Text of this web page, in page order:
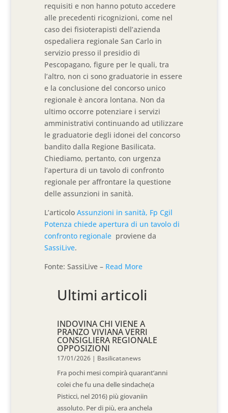
requisiti e non hanno potuto accedere
alle precedenti ricognizioni, come nel
caso dei fisioterapisti dell’azienda
ospedaliera regionale San Carlo in
servizio presso il presidio di
Pescopagano, figure per le quali, tra
l’altro, non ci sono graduatorie in essere
e la conclusione del concorso unico
regionale è ancora lontana. Non da
ultimo occorre potenziare i servizi
amministrativi continuando ad utilizzare
le graduatorie degli idonei del concorso
bandito dalla Regione Basilicata.
Chiediamo, pertanto, con urgenza
l’apertura di un tavolo di confronto
regionale per affrontare la questione
delle assunzioni in sanità.
L’articoloAssunzioni in sanità, Fp Cgil
Potenza chiede apertura di un tavolo di
confronto regionale proviene da
SassiLive.
Fonte: SassiLive – Read More
Ultimi articoli
INDOVINA CHI VIENE A
PRANZO VIVIANA VERRI
CONSIGLIERA REGIONALE
OPPOSIZIONI
17/01/2026 | Basilicatanews
Fra pochi mesi compirà quarant’anni
colei che fu una delle sindache(a
Pisticci, nel 2016) più giovaniin
assoluto. Per di più, era anchela